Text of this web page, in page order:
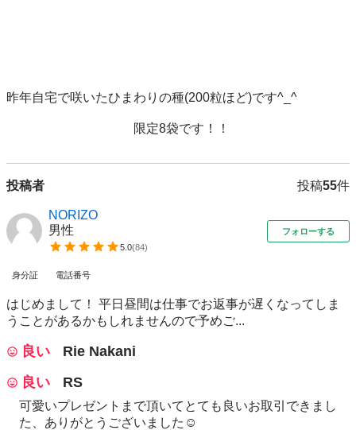
昨年自宅で咲いたひまわりの種(200粒ほど)です^_^
限定8袋です！！
投稿者 投稿55件
NORIZO
男性
5.0(84)
フォローする
身分証 電話番号
はじめまして！ 平日昼間は仕事でお返事が遅くなってしま
うことがあるかもしれませんので予めご...
良い
Rie Nakani
良い
RS
可愛いプレゼントまで頂いてとても良いお取引できまし
た、ありがとうございました☺️